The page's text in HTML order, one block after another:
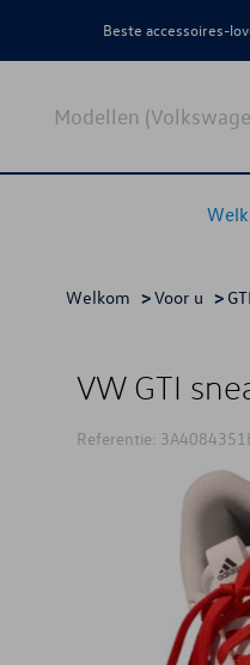
Beste accessoires-
Modellen
Welkom >Voor u >
VW GTI
Referentie: